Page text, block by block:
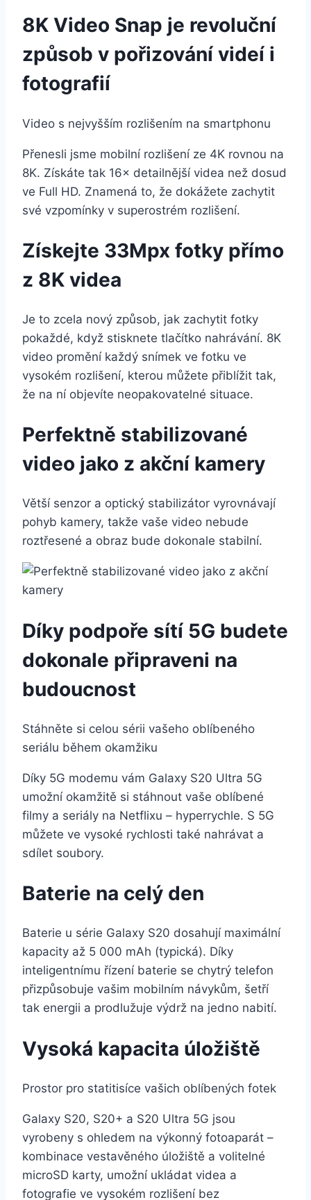
8K Video Snap je revoluční
způsob v pořizování videí i
fotografií
Video s nejvyšším rozlišením na smartphonu
Přenesli jsme mobilní rozlišení ze 4K rovnou na
8K. Získáte tak 16× detailnější videa než dosud
ve Full HD. Znamená to, že dokážete zachytit
své vzpomínky v superostrém rozlišení.
Získejte 33Mpx fotky přímo
z 8K videa
Je to zcela nový způsob, jak zachytit fotky
pokaždé, když stisknete tlačítko nahrávání. 8K
video promění každý snímek ve fotku ve
vysokém rozlišení, kterou můžete přiblížit tak,
že na ní objevíte neopakovatelné situace.
Perfektně stabilizované
video jako z akční kamery
Větší senzor a optický stabilizátor vyrovnávají
pohyb kamery, takže vaše video nebude
roztřesené a obraz bude dokonale stabilní.
Díky podpoře sítí 5G budete
dokonale připraveni na
budoucnost
Stáhněte si celou sérii vašeho oblíbeného
seriálu během okamžiku
Díky 5G modemu vám Galaxy S20 Ultra 5G
umožní okamžitě si stáhnout vaše oblíbené
filmy a seriály na Netflixu – hyperrychle. S 5G
můžete ve vysoké rychlosti také nahrávat a
sdílet soubory.
Baterie na celý den
Baterie u série Galaxy S20 dosahují maximální
kapacity až 5 000 mAh (typická). Díky
inteligentnímu řízení baterie se chytrý telefon
přizpůsobuje vašim mobilním návykům, šetří
tak energii a prodlužuje výdrž na jedno nabití.
Vysoká kapacita úložiště
Prostor pro statitisíce vašich oblíbených fotek
Galaxy S20, S20+ a S20 Ultra 5G jsou
vyrobeny s ohledem na výkonný fotoaparát –
kombinace vestavěného úložiště a volitelné
microSD karty, umožní ukládat videa a
fotografie ve vysokém rozlišení bez